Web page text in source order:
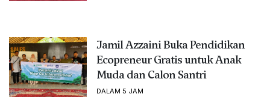
Jamil Azzaini Buka Pendidikan
Ecopreneur Gratis untuk Anak
Muda dan Calon Santri
DALAM 5 JAM